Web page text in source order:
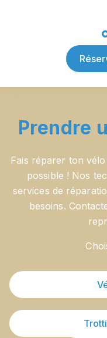
Prendre
Fais réparer ton
possible ! Nos
services de
besoins.